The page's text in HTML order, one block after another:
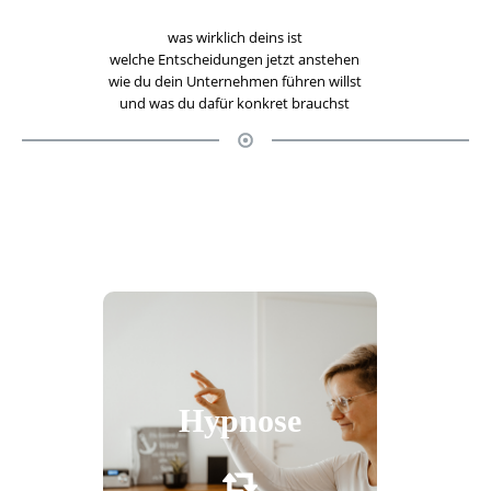
was wirklich deins ist
welche Entscheidungen jetzt anstehen
wie du dein Unternehmen führen willst
und was du dafür konkret brauchst
Hypnose
Die Hypnose ist eine sehr kraftvolle,
anerkannte Therapieform, die mit Hilfe
des Unterbewusstseins sehr tief
verankerte Muster und Glaubenssätze
in Dir lösen kann.